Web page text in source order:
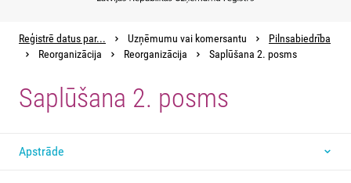
Reģistrē datus par... Uzņēmumu vai komersantu
Pilnsabiedrība
Reorganizācija
Reorganizācija Saplūšana 2. posms
Saplūšana 2. posms
Apstrāde